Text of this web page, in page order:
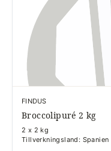
FINDUS
Broccolipuré 2 kg
2 x 2 kg
Tillverkningsland: Spanien